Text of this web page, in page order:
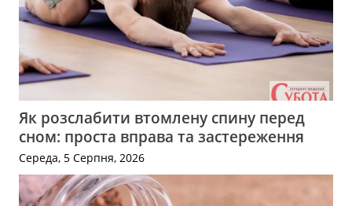
Як розслабити втомлену спину перед
сном: проста вправа та застереження
Середа, 5 Серпня, 2026